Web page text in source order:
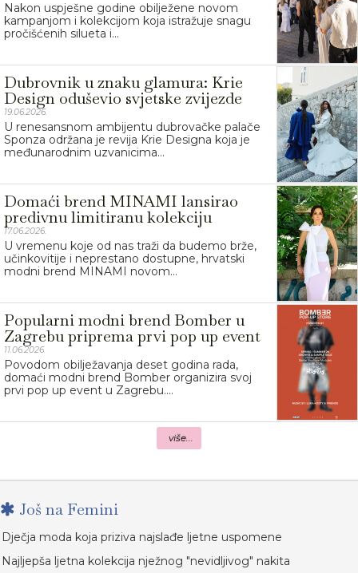
Nakon uspješne godine obilježene novom
kampanjom i kolekcijom koja istražuje snagu
pročišćenih silueta i...
Dubrovnik u znaku glamura: Krie
Design oduševio svjetske zvijezde
19.06.2026.
U renesansnom ambijentu dubrovačke palače
Sponza održana je revija Krie Designa koja je
međunarodnim uzvanicima...
Domaći brend MINAMI lansirao
predivnu limitiranu kolekciju
17.06.2026.
U vremenu koje od nas traži da budemo brže,
učinkovitije i neprestano dostupne, hrvatski
modni brend MINAMI novom...
Popularni modni brend Bomber u
Zagrebu priprema prvi pop up event
11.06.2026.
Povodom obilježavanja deset godina rada,
domaći modni brend Bomber organizira svoj
prvi pop up event u Zagrebu....
više...
Još na Femini
Dječja moda koja priziva najslađe ljetne uspomene
Najljepša ljetna kolekcija nježnog "nevidljivog" nakita